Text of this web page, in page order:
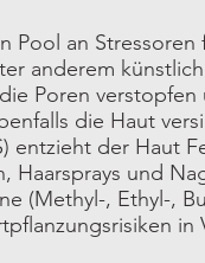
an
anderem
Poren
die Haut
der Haut
Haarsprays und
(Methyl-, Ethyl-,